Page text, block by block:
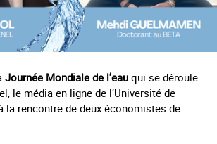
Journée Mondiale de l’eau qui se déroule
le média en ligne de l’Université de
la rencontre de deux économistes de